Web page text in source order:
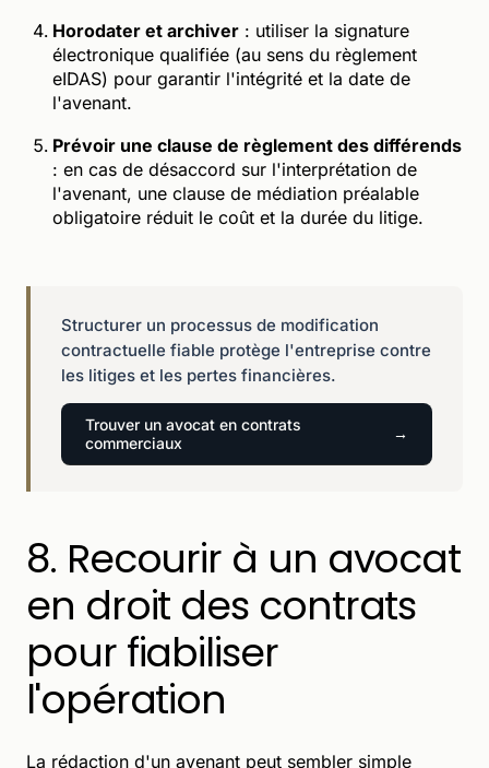
Horodater et archiver : utiliser la signature
électronique qualifiée (au sens du règlement
eIDAS) pour garantir l'intégrité et la date de
l'avenant.
Prévoir une clause de règlement des différends
: en cas de désaccord sur l'interprétation de
l'avenant, une clause de médiation préalable
obligatoire réduit le coût et la durée du litige.
Structurer un processus de modification
contractuelle fiable protège l'entreprise contre
les litiges et les pertes financières.
Trouver un avocat en contrats
commerciaux
8. Recourir à un avocat
en droit des contrats
pour fiabiliser
l'opération
La rédaction d'un avenant peut sembler simple